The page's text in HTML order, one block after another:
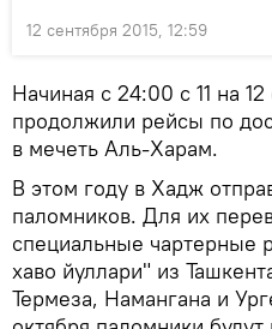
12 сентября 2015, 12:59
Начиная с 24:00 с 11 на
продолжили рейсы по
в мечеть Аль-Харам.
В этом году в Хадж
паломников. Для их
специальные чартерные
хаво йуллари" из
Термеза, Намангана и